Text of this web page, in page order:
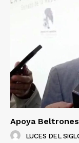
Apoya
LUCES DEL